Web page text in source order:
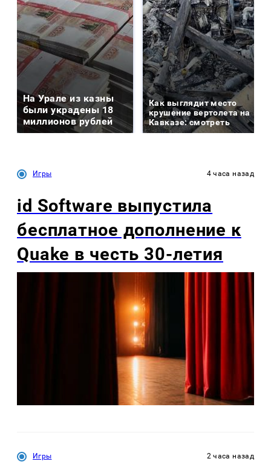
На Урале из казны
были украдены 18
миллионов рублей
Как выглядит место
крушение вертолета на
Кавказе: смотреть
Игры 4 часа назад
id Software выпустила
бесплатное дополнение к
Quake в честь 30-летия
Игры 2 часа назад